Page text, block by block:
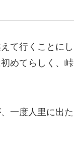
て行くことにし
めてらしく、峠
一度人里に出た